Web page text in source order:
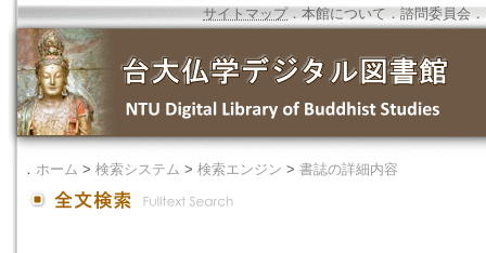
サイトマップ．本館について ． 諮問委員会 ．
． ホーム > 検索システム > 検索エンジン > 書誌の詳細内容